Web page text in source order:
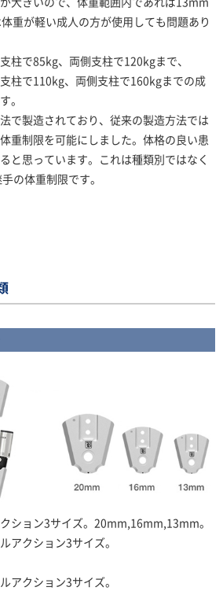
重が軽い成人の方が使用しても問題あり
柱で85kg、両側支柱で120kgまで、
柱で110kg、両側支柱で160kgまでの成
。
で製造されており、従来の製造方法では
重制限を可能にしました。体格の良い患
と思っています。これは種類別ではなく
の体重制限です。
ション3サイズ。20mm,16mm,13mm。
アクション3サイズ。
アクション3サイズ。